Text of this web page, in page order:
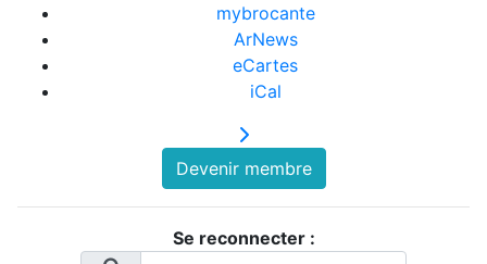
mybrocante
ArNews
eCartes
iCal
Devenir membre
Se reconnecter :